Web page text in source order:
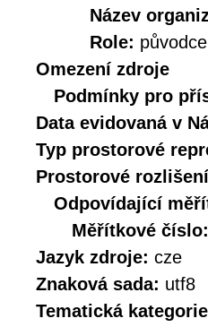
Název
Role: původce
Omezení zdroje
Podmínky pro
Data evidovaná v
Typ prostorové
Prostorové rozlišení
Odpovídající
Měřítkové číslo:
Jazyk zdroje: cze
Znaková sada: utf8
Tematická